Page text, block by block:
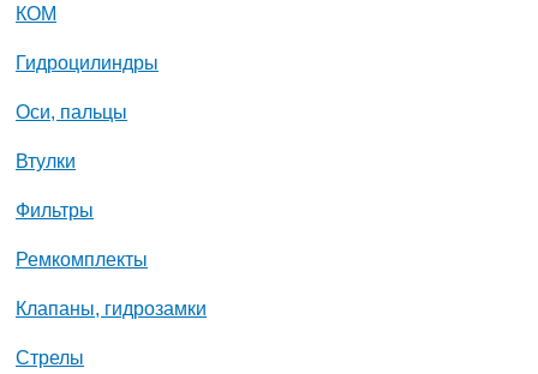
КОМ
Гидроцилиндры
Оси, пальцы
Втулки
Фильтры
Ремкомплекты
Клапаны, гидрозамки
Стрелы